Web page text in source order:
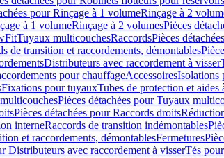
pour Rinçage à 1 volumeRinçage à 2
à 1 volumeRinçage à 2 volumesPièces
Tuyaux multicouchesRaccordsPièces
de transition et raccordements, démontables
Distributeurs avec raccordement à visser
pour chauffageAccessoiresIsolations
Fixations pour tuyauxTubes de protection et aides
Pièces détachées pour Tuyaux
Pièces détachées pour Raccords droits
interneRaccords de transition indémontables
et raccordements, démontablesFermetures
Distributeurs avec raccordement à visserTés